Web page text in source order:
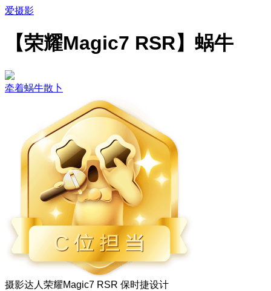
爱摄影
【荣耀Magic7 RSR】蜗牛
牵着蜗牛散卜
摄影达人 荣耀Magic7 RSR 保时捷设计